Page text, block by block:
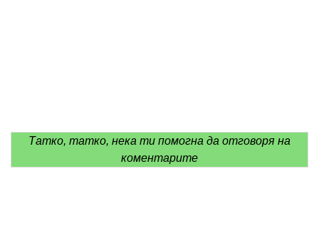
Татко, татко, нека ти помогна да отговоря на
коментарите